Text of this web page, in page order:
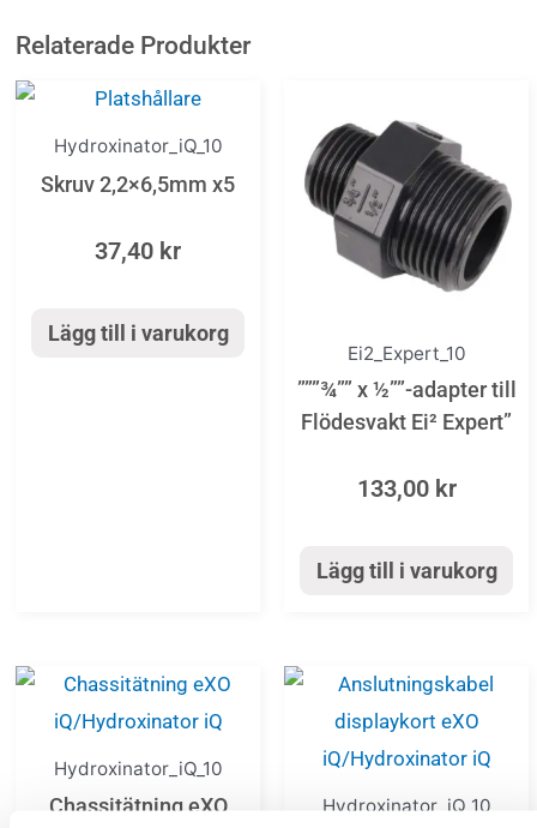
Relaterade Produkter
Hydroxinator_iQ_10
Skruv 2,2×6,5mm x5
37,40 kr
Lägg till i varukorg
Ei2_Expert_10
”””¾”” x ½””-adapter till
Flödesvakt Ei² Expert”
133,00 kr
Lägg till i varukorg
Hydroxinator_iQ_10
Chassitätning eXO
Hydroxinator_iQ_10